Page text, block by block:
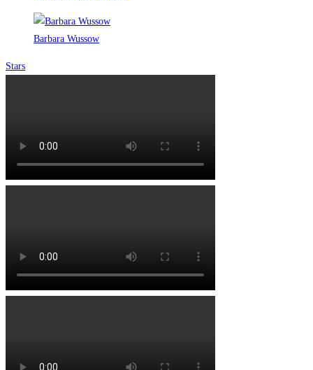
Barbara Wussow
Stars